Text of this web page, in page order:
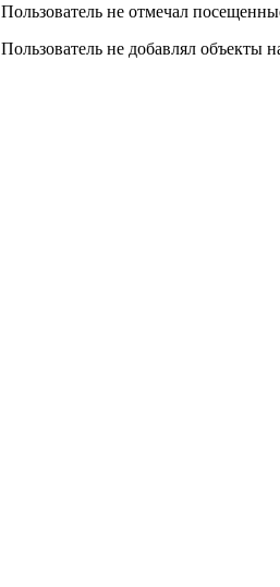
Пользователь не отмечал
Пользователь не добавлял объекты